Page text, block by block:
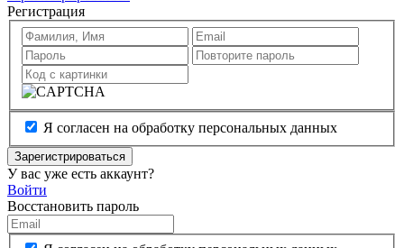
Регистрация
Я согласен на обработку персональных данных
Зарегистрироваться
У вас уже есть аккаунт?
Войти
Восстановить пароль